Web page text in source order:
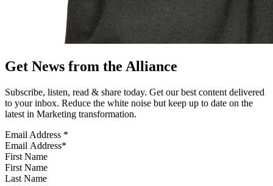
Get News from the Alliance
Subscribe, listen, read & share today. Get our best content delivered
to your inbox. Reduce the white noise but keep up to date on the
latest in Marketing transformation.
Email Address *
First Name
Last Name